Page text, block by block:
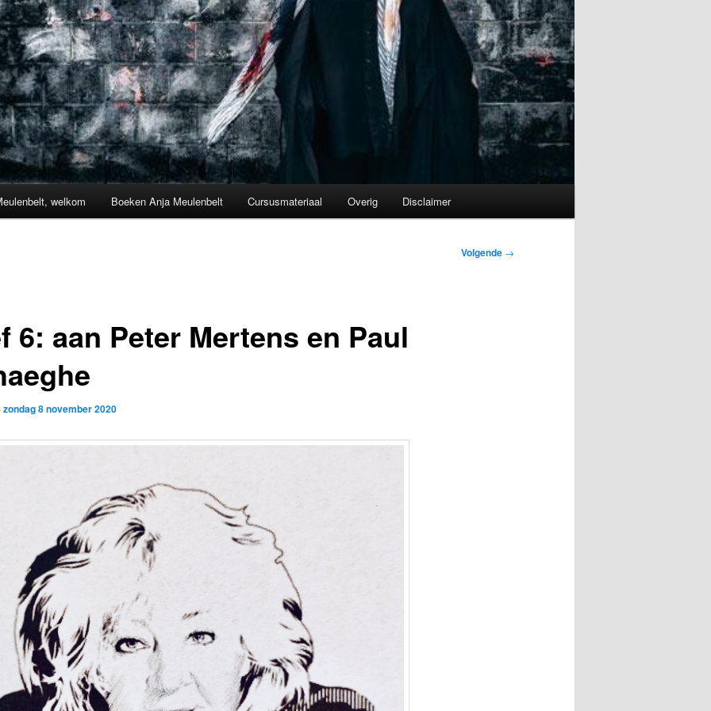
welkom Boeken Anja Meulenbelt Cursusmateriaal Overig Disclaimer
Volgende →
6: aan Peter Mertens en Paul
zondag 8 november 2020